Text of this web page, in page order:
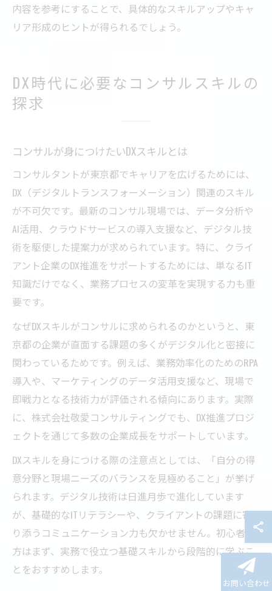
内容を参考にすることで、具体的なスキルアップやキャ
リア形成のヒントが得られるでしょう。
DX時代に必要なコンサルスキルの
探求
コンサルが身につけたいDXスキルとは
コンサルタントが東京都でキャリアを広げるためには、
DX（デジタルトランスフォーメーション）関連のスキル
が不可欠です。最新のコンサル現場では、データ分析や
AI活用、クラウドサービスの導入支援など、デジタル技
術を駆使した提案力が求められています。特に、クライ
アント企業のDX推進をサポートするためには、単なるIT
知識だけでなく、業務プロセスの変革を実現する力も重
要です。
なぜDXスキルがコンサルに求められるのかというと、東
京都の企業が直面する課題の多くがデジタル化と密接に
関わっているためです。例えば、業務効率化のためのRPA
導入や、マーケティングのデータ活用支援など、現場で
即戦力となる技術力が評価される傾向にあります。実際
に、株式会社敬愛コンサルティングでも、DX推進プロジ
ェクトを通じて多数の企業成長をサポートしています。
DXスキルを身につける際の注意点としては、「自分の得
意分野と現場ニーズのバランスを見極めること」が挙げ
られます。デジタル技術は日進月歩で進化しています
が、基礎的なITリテラシーや、クライアントの課題に寄
り添うコミュニケーション力も欠かせません。初心者の
方はまず、実務で役立つ基礎スキルから段階的に学ぶこ
とをおすすめします。
お問い合わせ